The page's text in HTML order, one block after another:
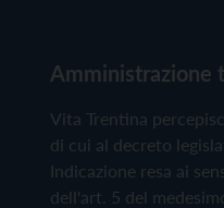
Amministrazione
Vita Trentina
di cui al decreto
Indicazione resa ai
dell'art. 5 del